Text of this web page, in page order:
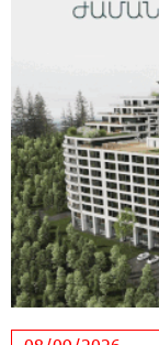
помощью
помощью
В